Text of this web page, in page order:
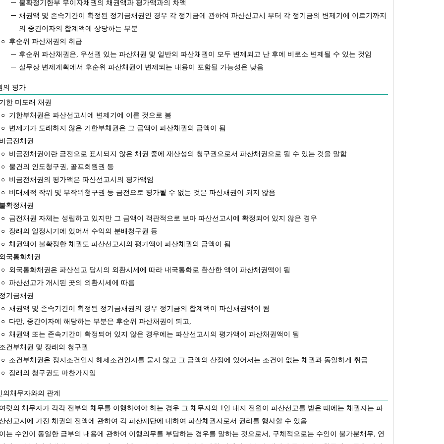
─ 불확정기한부 무이자채권의 채권액과 평가액과의 차액
─ 채권액 및 존속기간이 확정된 정기금채권인 경우 각 정기금에 관하여 파산신고시 부터 각 정기금의 변제기에 이르기까지
의 중간이자의 합계액에 상당하는 부분
○ 후순위 파산채권의 취급
─ 후순위 파산채권은, 우선권 있는 파산채권 및 일반의 파산채권이 모두 변제되고 난 후에 비로소 변제될 수 있는 것임
─ 실무상 변제계획에서 후순위 파산채권이 변제되는 내용이 포함될 가능성은 낮음
의 평가
기한 미도래 채권
○ 기한부채권은 파산선고시에 변제기에 이른 것으로 봄
○ 변제기가 도래하지 않은 기한부채권은 그 금액이 파산채권의 금액이 됨
비금전채권
○ 비금전채권이란 금전으로 표시되지 않은 채권 중에 재산성의 청구권으로서 파산채권으로 될 수 있는 것을 말함
○ 물건의 인도청구권, 골프회원권 등
○ 비금전채권의 평가액은 파산선고시의 평가액임
○ 비대체적 작위 및 부작위청구권 등 금전으로 평가될 수 없는 것은 파산채권이 되지 않음
불확정채권
○ 금전채권 자체는 성립하고 있지만 그 금액이 객관적으로 보아 파산선고시에 확정되어 있지 않은 경우
○ 장래의 일정시기에 있어서 수익의 분배청구권 등
○ 채권액이 불확정한 채권도 파산선고시의 평가액이 파산채권의 금액이 됨
외국통화채권
○ 외국통화채권은 파산선고 당시의 외환시세에 따라 내국통화로 환산한 액이 파산채권액이 됨
○ 파산선고가 개시된 곳의 외환시세에 따름
정기금채권
○ 채권액 및 존속기간이 확정된 정기금채권의 경우 정기금의 합계액이 파산채권액이 됨
○ 다만, 중간이자에 해당하는 부분은 후순위 파산채권이 되고,
○ 채권액 또는 존속기간이 확정되어 있지 않은 경우에는 파산선고시의 평가액이 파산채권액이 됨
조건부채권 및 장래의 청구권
○ 조건부채권은 정지조건인지 해제조건인지를 묻지 않고 그 금액의 산정에 있어서는 조건이 없는 채권과 동일하게 취급
○ 장래의 청구권도 마찬가지임
의채무자와의 관계
여럿의 채무자가 각각 전부의 채무를 이행하여야 하는 경우 그 채무자의 1인 내지 전원이 파산선고를 받은 때에는 채권자는 파
선고시에 가진 채권의 전액에 관하여 각 파산재단에 대하여 파산채권자로서 권리를 행사할 수 있음
이는 수인이 동일한 급부의 내용에 관하여 이행의무를 부담하는 경우를 말하는 것으로서, 구체적으로는 수인이 불가분채무, 연